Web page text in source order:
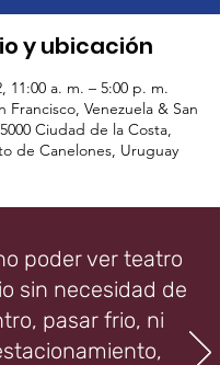
y ubicación
11:00 a. m. – 5:00 p. m.
Francisco, Venezuela & San
Ciudad de la Costa,
de Canelones, Uruguay
poder ver teatro
sin necesidad de
pasar frio, ni